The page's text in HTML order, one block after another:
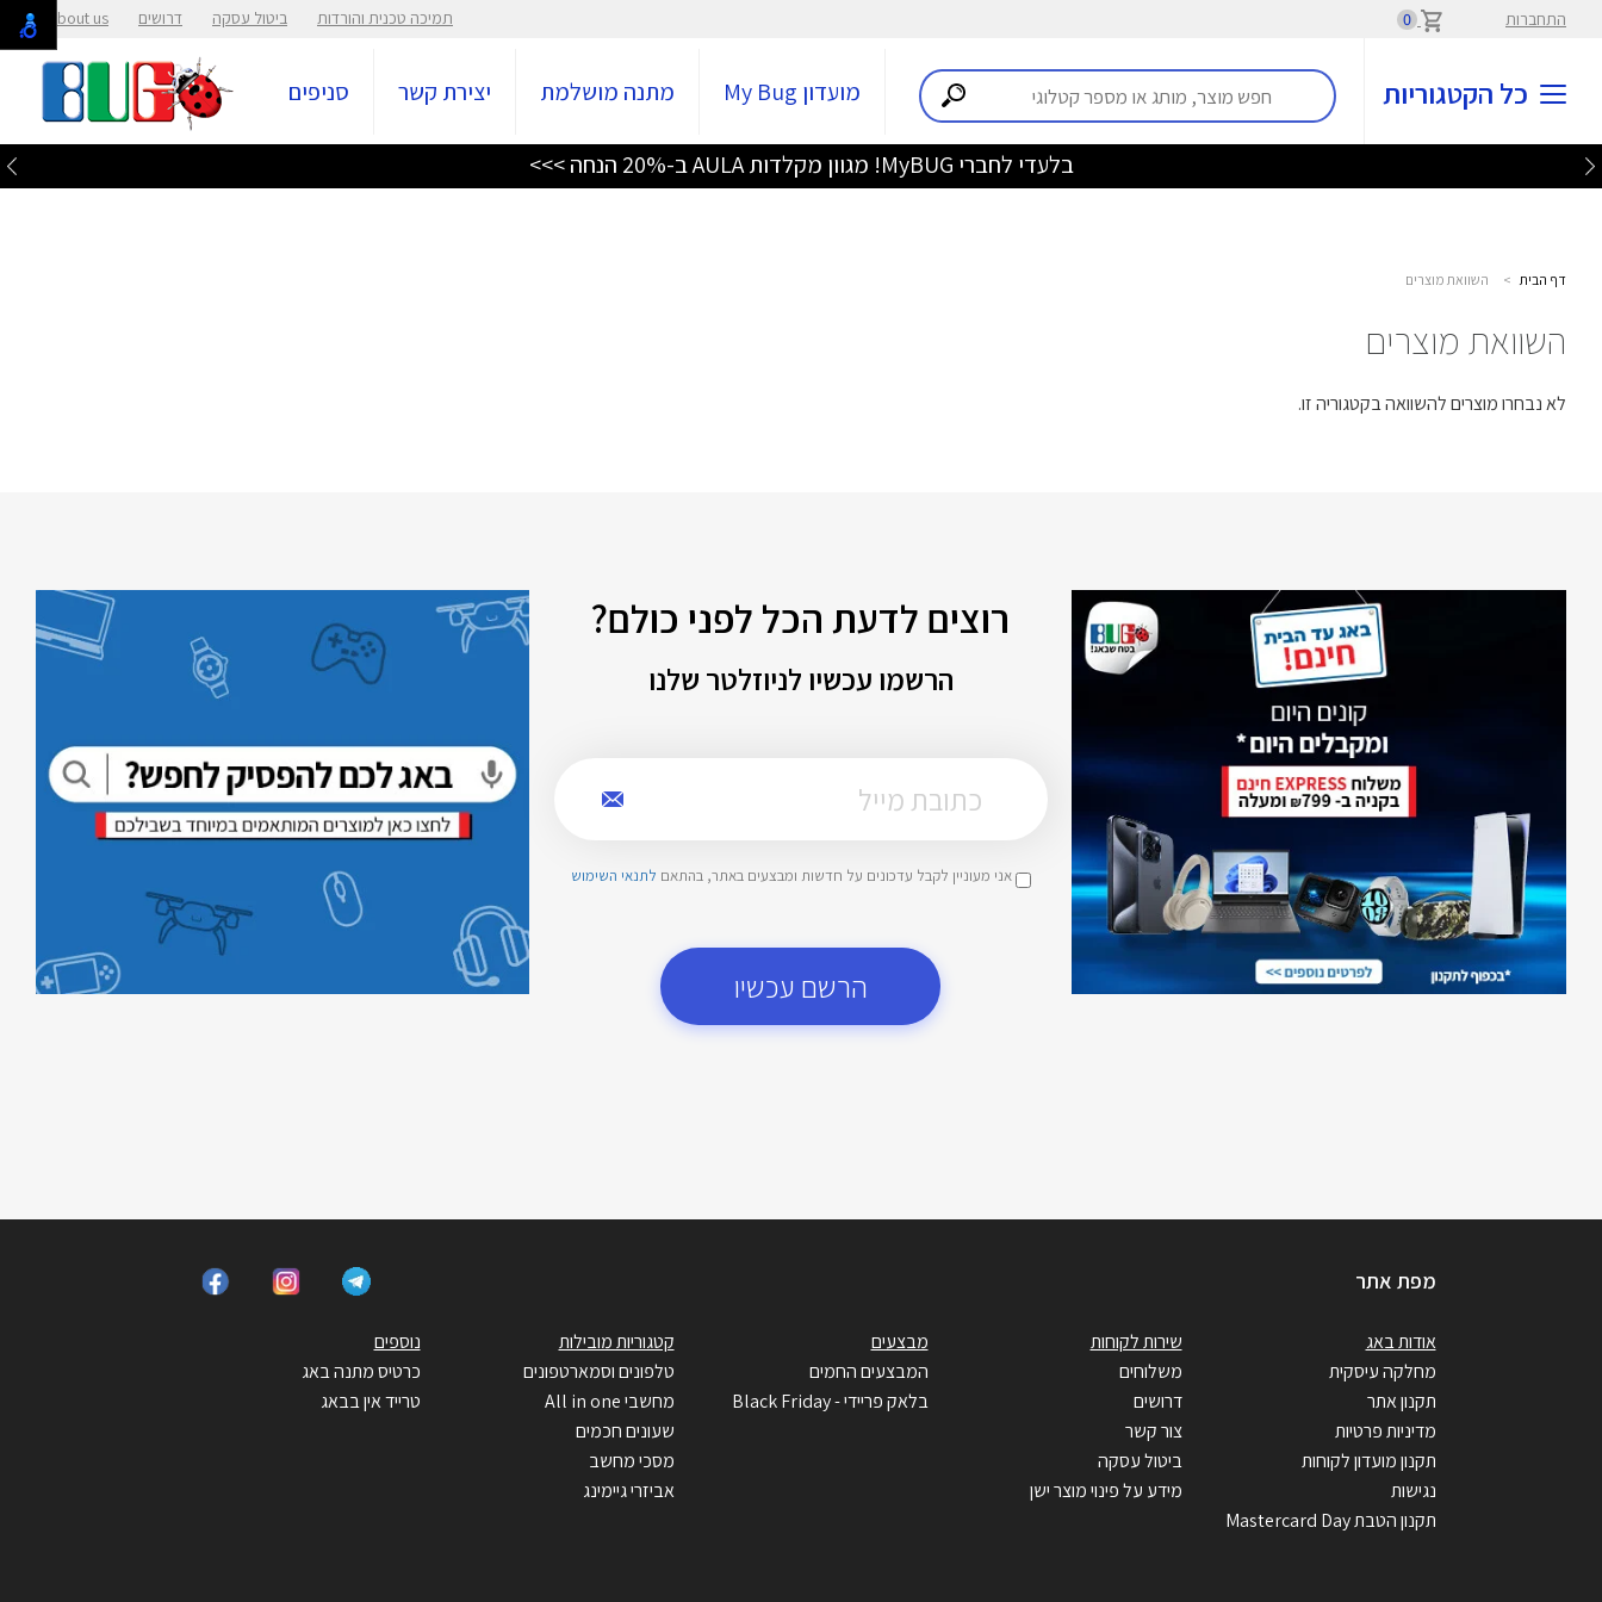
התחברות 0 תמיכה טכנית והורדות ביטול עסקה דרושים About us
כל הקטגוריות מועדון My Bug מתנה מושלמת יצירת קשר סניפים
בלעדי לחברי MyBUG! מגוון מקלדות AULA ב-20% הנחה >>>
דף הבית > השוואת מוצרים
השוואת מוצרים
לא נבחרו מוצרים להשוואה בקטגוריה זו.
רוצים לדעת הכל לפני כולם?
הרשמו עכשיו לניוזלטר שלנו
אני מעוניין לקבל עדכונים על חדשות ומבצעים באתר, בהתאם לתנאי השימוש
הרשם עכשיו
מפת אתר
אודות באג
מחלקה עיסקית
תקנון אתר
מדיניות פרטיות
תקנון מועדון לקוחות
נגישות
תקנון הטבת Mastercard Day
שירות לקוחות
משלוחים
דרושים
צור קשר
ביטול עסקה
מידע על פינוי מוצר ישן
מבצעים
המבצעים החמים
בלאק פריידי - Black Friday
קטגוריות מובילות
טלפונים וסמארטפונים
מחשבי All in one
שעונים חכמים
מסכי מחשב
אביזרי גיימינג
נוספים
כרטיס מתנה באג
טרייד אין בבאג